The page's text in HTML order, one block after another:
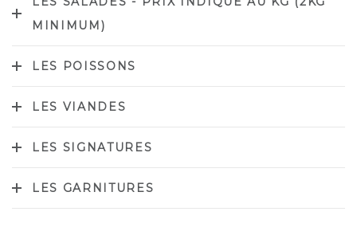
MINIMUM)
LES POISSONS
LES VIANDES
LES SIGNATURES
LES GARNITURES